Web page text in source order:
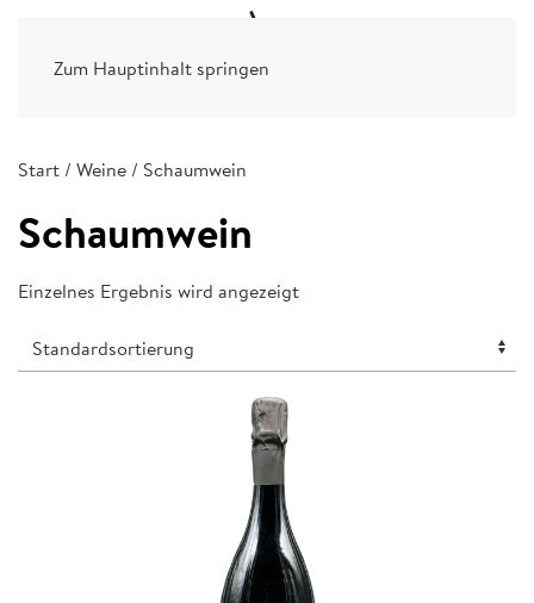
Zum Hauptinhalt springen
Start / Weine / Schaumwein
Schaumwein
Einzelnes Ergebnis wird angezeigt